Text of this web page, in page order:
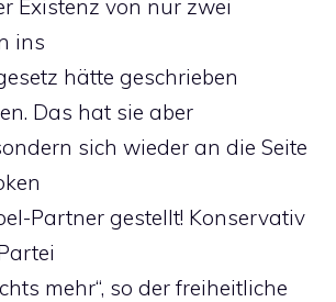
Existenz von nur zwei
ins
hätte geschrieben
Das hat sie aber
sich wieder an die Seite
Partner gestellt! Konservativ
mehr“, so der freiheitliche